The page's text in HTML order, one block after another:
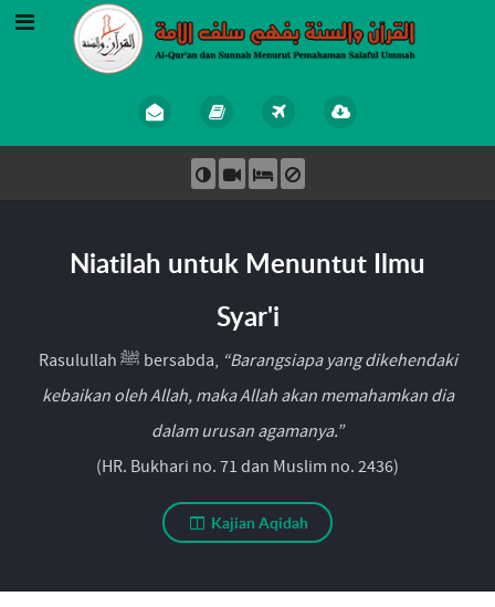
Niatilah untuk Menuntut Ilmu
Syar'i
Rasulullah ﷺ bersabda, “Barangsiapa yang dikehendaki
kebaikan oleh Allah, maka Allah akan memahamkan dia
dalam urusan agamanya.”
(HR. Bukhari no. 71 dan Muslim no. 2436)
Kajian Aqidah